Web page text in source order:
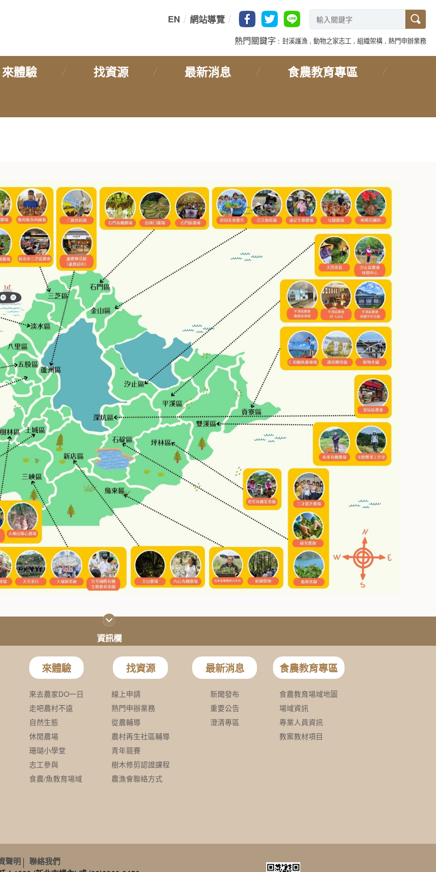
:::EN 網站導覽
熱門關鍵字 封溪護漁 動物之家志工 組織架構 熱門申辦業務
來體驗 找資源 最新消息 食農教育專區
聲明
聯絡我們